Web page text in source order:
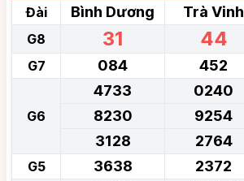
Đài Bình Dương Trà Vinh
G8 31 44
G7 084 452
G6
4733 0240
8230
9254
3128
2764
G5 3638 2372